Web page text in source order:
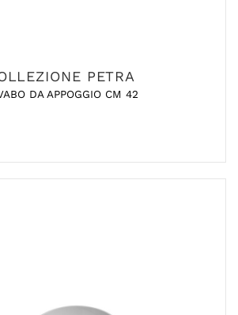
PETRA
DA APPOGGIO CM 42